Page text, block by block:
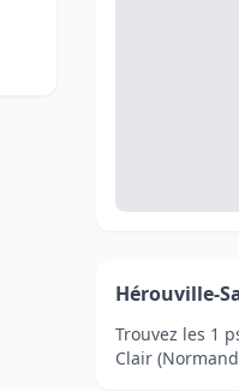
Hérouville-
Trouvez les 1
Clair